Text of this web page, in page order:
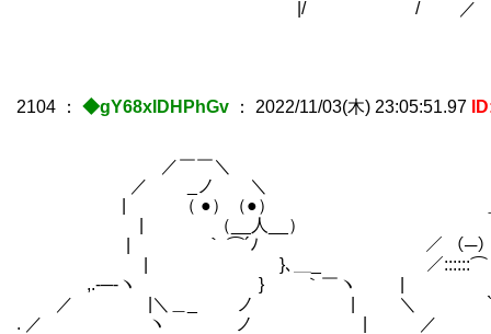
|/ / ／
2104 ： ◆gY68xIDHPhGv ： 2022/11/03(木) 23:05:51.97
／￣￣＼
／ _ノ ＼ や「人気にはつ
| （ ●）（●） ＿＿
| （__人__） ／＼ ／＼ のか夫
| ｀ ⌒´ﾉ ／ （─） （─
| }､＿_ ／::::::⌒（__人__
,.-─‐ヽ } ｀￣ヽ | |r┬-| | や
／ |＼＿_ ノ | ＼ `
. ／ ヽ ノ |